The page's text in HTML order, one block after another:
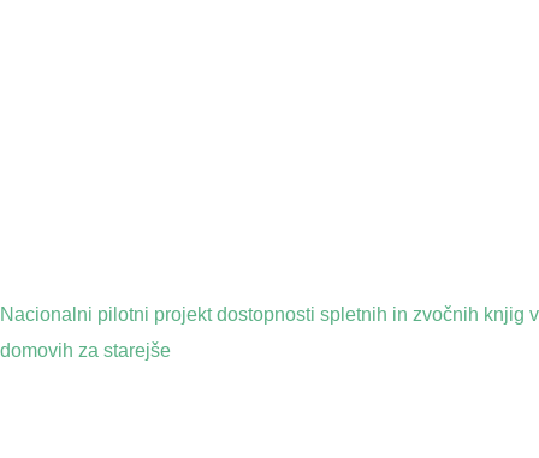
Nacionalni pilotni projekt dostopnosti spletnih in zvočnih knjig v
domovih za starejše